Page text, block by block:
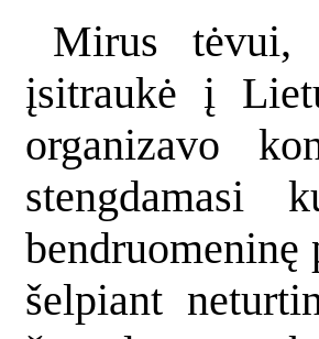
Mirus tėvui,
įsitraukė į
organizavo
stengdamasi
šelpiant